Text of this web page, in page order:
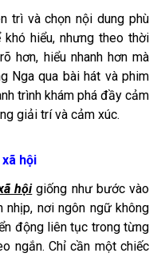
trì và chọn nội dung phù
hiểu, nhưng theo thời
hơn, hiểu nhanh hơn mà
Nga qua bài hát và phim
trình khám phá đầy cảm
giải trí và cảm xúc.
hội
hộigiống như bước vào
nhịp, nơi ngôn ngữ không
động liên tục trong từng
ngắn. Chỉ cần một chiếc